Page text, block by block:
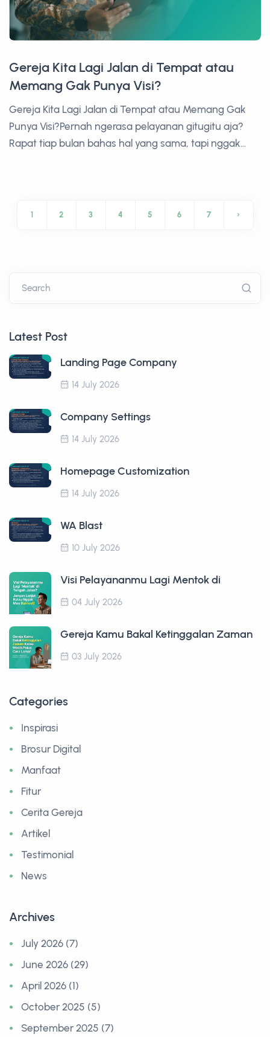
Gereja Kita Lagi Jalan di Tempat atau
Memang Gak Punya Visi?
Gereja Kita Lagi Jalan di Tempat atau Memang Gak
Punya Visi?Pernah ngerasa pelayanan gitugitu aja?
Rapat tiap bulan bahas hal yang sama, tapi nggak...
1 2 3 4 5 6 7 ›
Search
Latest Post
Landing Page Company
14 July 2026
Company Settings
14 July 2026
Homepage Customization
14 July 2026
WA Blast
10 July 2026
Visi Pelayananmu Lagi Mentok di
04 July 2026
Gereja Kamu Bakal Ketinggalan Zaman
03 July 2026
Categories
Inspirasi
Brosur Digital
Manfaat
Fitur
Cerita Gereja
Artikel
Testimonial
News
Archives
July 2026 (7)
June 2026 (29)
April 2026 (1)
October 2025 (5)
September 2025 (7)